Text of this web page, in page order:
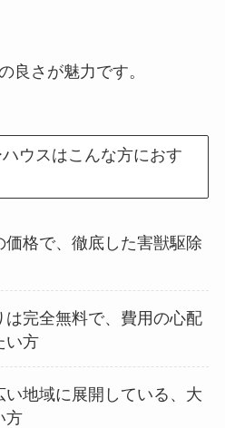
良さが魅力です。
ウスはこんな方におす
格で、徹底した害獣駆除
完全無料で、費用の心配
い方
い地域に展開している、大
方